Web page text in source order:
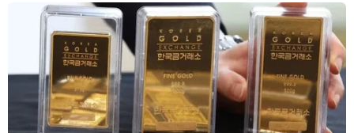
ăn vặt thú vị của giới trẻ Hàn Quốc
11/03/2026 10:15
Johatsu: Chuyện về những người
"mất tích tự nguyện" tại Nhật Bản